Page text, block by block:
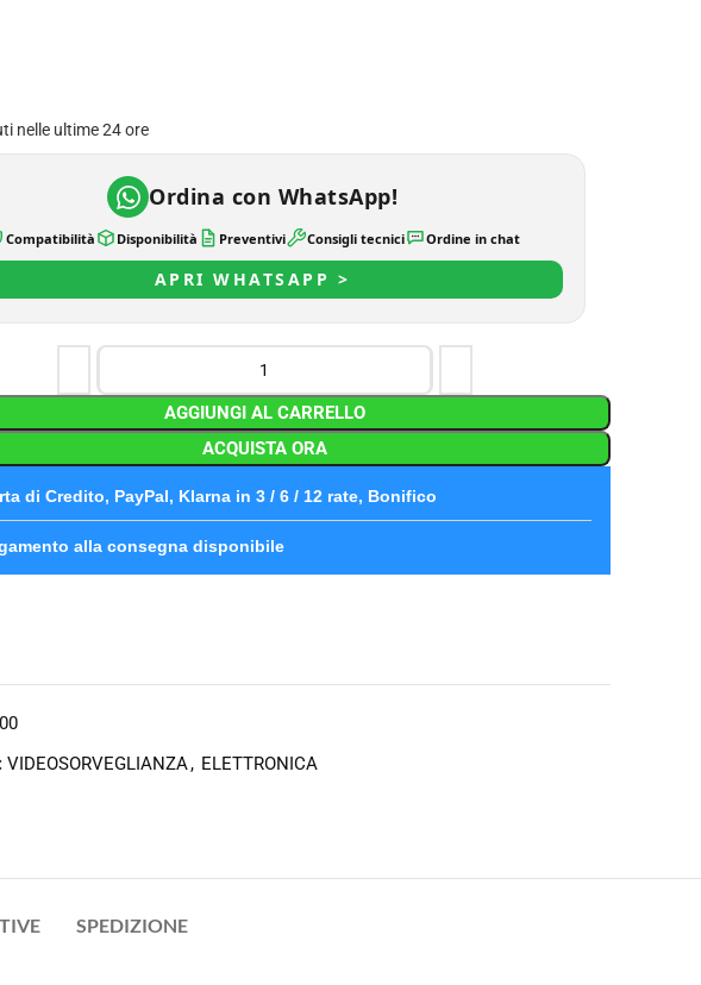
nelle ultime 24 ore
Ordina con WhatsApp!
Compatibilità Disponibilità Preventivi Consigli tecnici Ordine in chat
APRI WHATSAPP >
AGGIUNGI AL CARRELLO
ACQUISTA ORA
di Credito, PayPal, Klarna in 3 / 6 / 12 rate, Bonifico
alla consegna disponibile
VIDEOSORVEGLIANZA, ELETTRONICA
SPEDIZIONE